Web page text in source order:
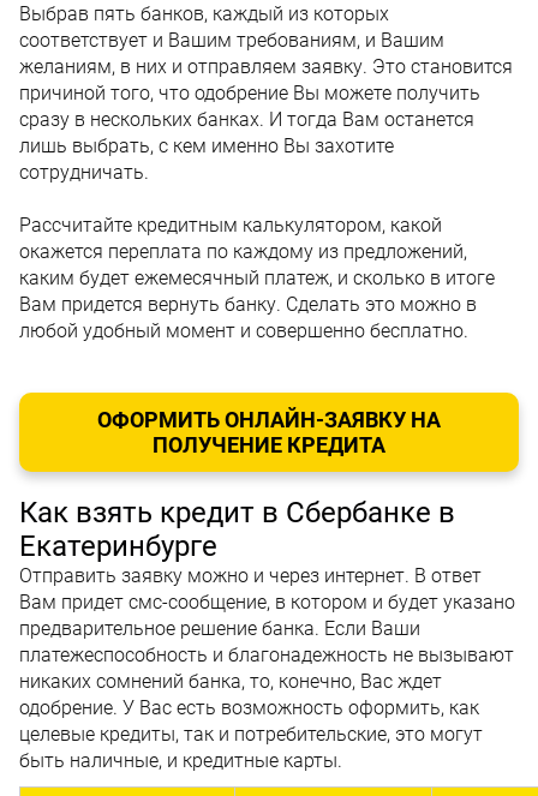
Выбрав пять банков, каждый из которых
соответствует и Вашим требованиям, и Вашим
желаниям, в них и отправляем заявку. Это становится
причиной того, что одобрение Вы можете получить
сразу в нескольких банках. И тогда Вам останется
лишь выбрать, с кем именно Вы захотите
сотрудничать.
Рассчитайте кредитным калькулятором, какой
окажется переплата по каждому из предложений,
каким будет ежемесячный платеж, и сколько в итоге
Вам придется вернуть банку. Сделать это можно в
любой удобный момент и совершенно бесплатно.
ОФОРМИТЬ ОНЛАЙН-ЗАЯВКУ НА
ПОЛУЧЕНИЕ КРЕДИТА
Как взять кредит в Сбербанке в
Екатеринбурге
Отправить заявку можно и через интернет. В ответ
Вам придет смс-сообщение, в котором и будет указано
предварительное решение банка. Если Ваши
платежеспособность и благонадежность не вызывают
никаких сомнений банка, то, конечно, Вас ждет
одобрение. У Вас есть возможность оформить, как
целевые кредиты, так и потребительские, это могут
быть наличные, и кредитные карты.